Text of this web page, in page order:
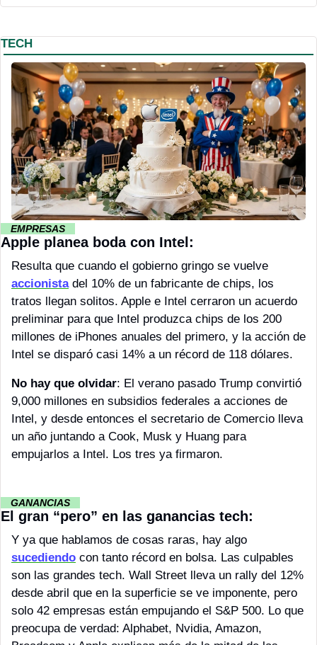
TECH
EMPRESAS
Apple planea boda con Intel:
accionista del 10% de un fabricante de chips, los
tratos llegan solitos. Apple e Intel cerraron un acuerdo
preliminar para que Intel produzca chips de los 200
millones de iPhones anuales del primero, y la acción de
Intel se disparó casi 14% a un récord de 118 dólares.
No hay que olvidar: El verano pasado Trump convirtió
9,000 millones en subsidios federales a acciones de
Intel, y desde entonces el secretario de Comercio lleva
un año juntando a Cook, Musk y Huang para
empujarlos a Intel. Los tres ya firmaron.
GANANCIAS
El gran “pero” en las ganancias tech:
sucediendo con tanto récord en bolsa. Las culpables
son las grandes tech. Wall Street lleva un rally del 12%
desde abril que en la superficie se ve imponente, pero
solo 42 empresas están empujando el S&P 500. Lo que
preocupa de verdad: Alphabet, Nvidia, Amazon,